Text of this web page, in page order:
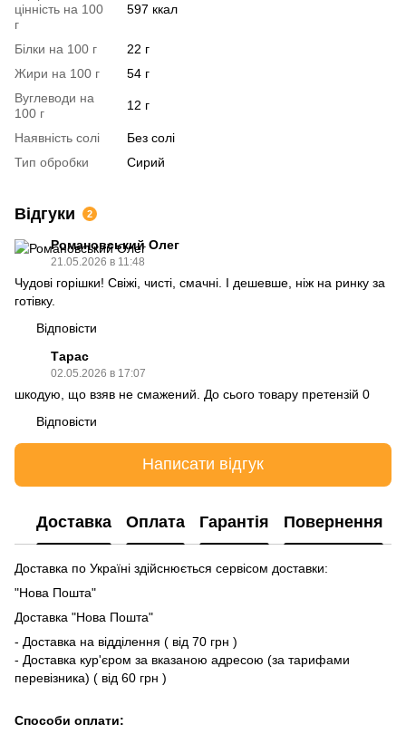
цінність на 100
г
597 ккал
Білки на 100 г
22 г
Жири на 100 г
54 г
Вуглеводи на
100 г
12 г
Наявність солі
Без солі
Тип обробки
Сирий
Відгуки 2
Романовський Олег
21.05.2026 в 11:48
Чудові горішки! Свіжі, чисті, смачні. І дешевше, ніж на ринку за
готівку.
Відповісти
Тарас
02.05.2026 в 17:07
шкодую, що взяв не смажений. До сього товару претензій 0
Відповісти
Написати відгук
Доставка Оплата Гарантія Повернення
Доставка по Україні здійснюється сервісом доставки:
"Нова Пошта"
Доставка "Нова Пошта"
- Доставка на відділення ( від 70 грн )
- Доставка кур'єром за вказаною адресою (за тарифами
перевізника) ( від 60 грн )
Способи оплати: